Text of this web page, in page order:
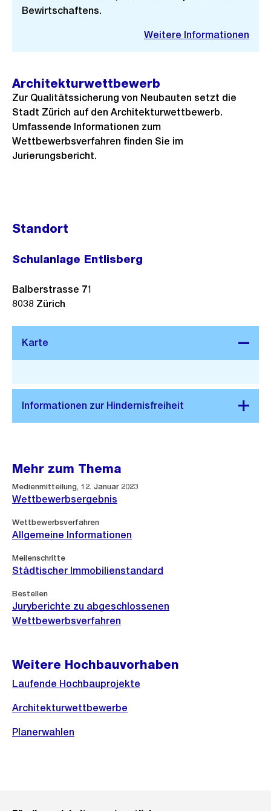
Bewirtschaftens.
Weitere Informationen
Architekturwettbewerb
Zur Qualitätssicherung von Neubauten setzt die
Stadt Zürich auf den Architekturwettbewerb.
Umfassende Informationen zum
Wettbewerbsverfahren finden Sie im
Jurierungsbericht.
Standort
Schulanlage Entlisberg
Stadtplan 3D
Balberstrasse 71
8038 Zürich
Mehr zum Thema
Medienmitteilung, 12. Januar 2023
Wettbewerbsergebnis
Wettbewerbsverfahren
Allgemeine Informationen
Meilenschritte
Städtischer Immobilienstandard
Bestellen
Juryberichte zu abgeschlossenen
Wettbewerbsverfahren
Weitere Hochbauvorhaben
Laufende Hochbauprojekte
Architekturwettbewerbe
Planerwahlen